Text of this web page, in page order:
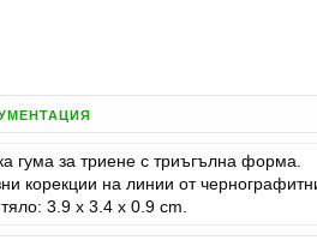
гума за триене с триъгълна форма.
корекции на линии от
3.9 x 3.4 x 0.9 cm.